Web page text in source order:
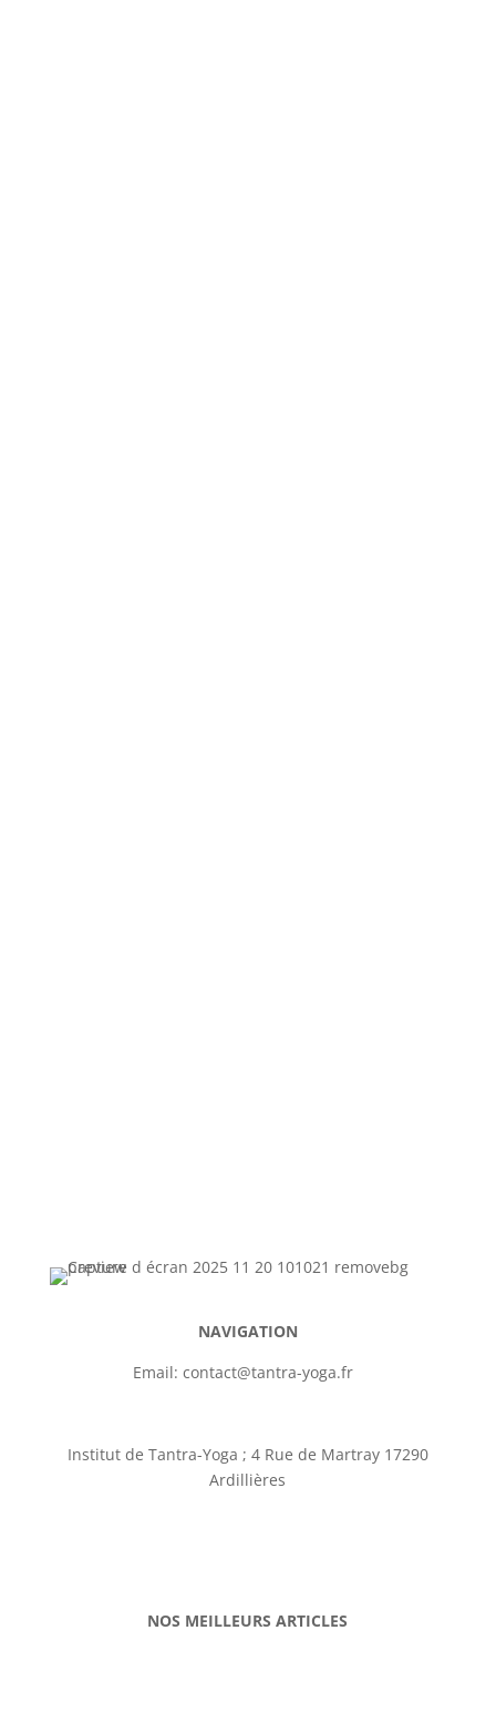
NAVIGATION
Email: contact@tantra-yoga.fr
Institut de Tantra-Yoga ; 4 Rue de Martray 17290
Ardillières
NOS MEILLEURS ARTICLES